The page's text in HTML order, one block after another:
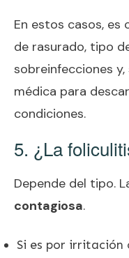
En estos casos, es
de rasurado, tipo
sobreinfecciones
médica para
condiciones.
5. ¿La
Depende del tipo.
contagiosa.
Si es por irritación